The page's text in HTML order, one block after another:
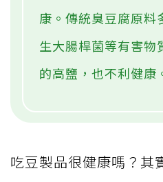
康。傳統臭豆腐原料
生大腸桿菌等有害物
的高鹽，也不利健
吃豆製品很健康嗎？其